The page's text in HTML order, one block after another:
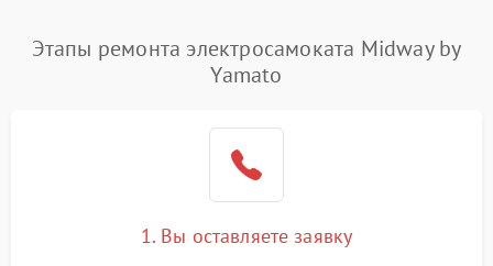
Этапы ремонта электросамоката Midway by
Yamato
1. Вы оставляете заявку